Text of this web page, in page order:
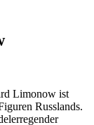
Limonow ist
Russlands.